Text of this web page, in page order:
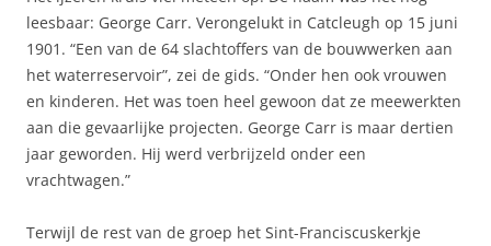
leesbaar: George Carr. Verongelukt in Catcleugh op 15 juni
1901. “Een van de 64 slachtoffers van de bouwwerken aan
het waterreservoir”, zei de gids. “Onder hen ook vrouwen
en kinderen. Het was toen heel gewoon dat ze meewerkten
aan die gevaarlijke projecten. George Carr is maar dertien
jaar geworden. Hij werd verbrijzeld onder een
vrachtwagen.”
Terwijl de rest van de groep het Sint-Franciscuskerkje